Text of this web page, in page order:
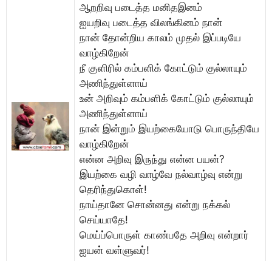
ஆறறிவு படைத்த மனிதஇனம்
ஐயறிவு படைத்த விலங்கினம் நான்
நான் தோன்றிய காலம் முதல் இப்படியே
வாழ்கிறேன்
நீ குளிரில் கம்பளிக் கோட்டும் குல்லாயும்
அணிந்துள்ளாய்
உன் அறிவும் கம்பளிக் கோட்டும் குல்லாயும்
அணிந்துள்ளாய்
நான் இன்றும் இயற்கையோடு பொருந்தியே
வாழ்கிறேன்
என்ன அறிவு இருந்து என்ன பயன்?
இயற்கை வழி வாழ்வே நல்வாழ்வு என்று
தெரிந்துகொள்!
நாய்தானே சொன்னது என்று நக்கல்
செய்யாதே!
மெய்ப்பொருள் காண்பதே அறிவு என்றார்
ஐயன் வள்ளுவர்!